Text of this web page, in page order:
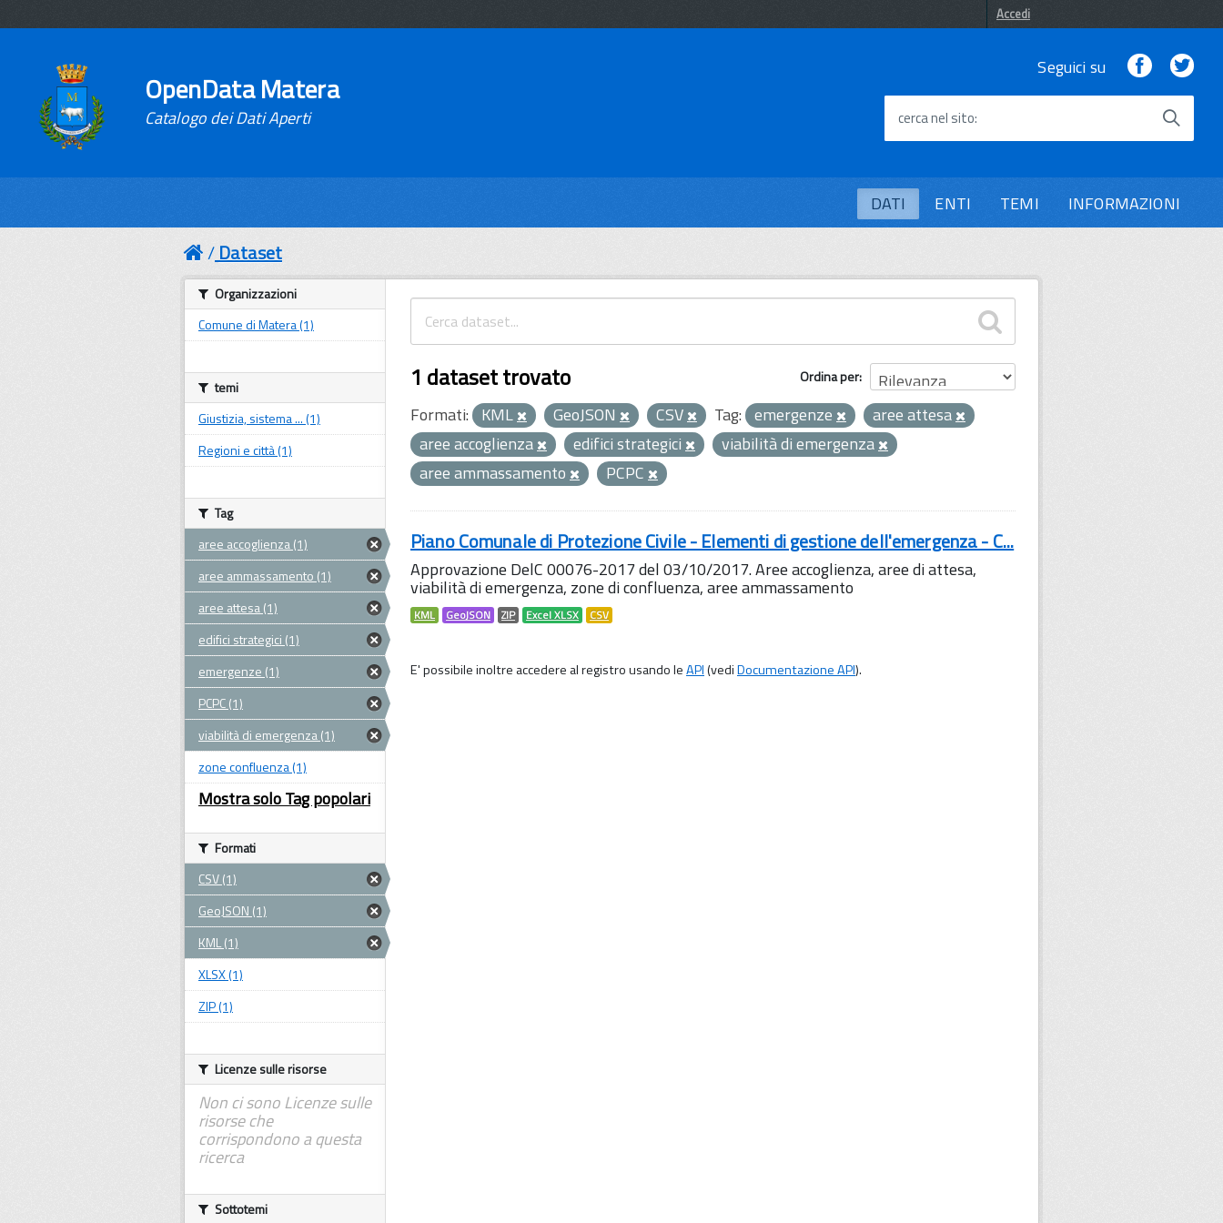
Accedi
OpenData Matera
Catalogo dei Dati Aperti
Seguici su Facebook
cerca nel sito
DATI ENTI TEMI INFORMAZIONI
Dataset
Ordina per
1 dataset trovato
Formati: KML GeoJSON CSV Tag: emergenze
aree attesa
aree accoglienza
edifici strategici
viabilità di emergenza
aree ammassamento
PCPC
Piano Comunale di Protezione Civile - Elementi di gestione dell'emergenza - C...
Approvazione DelC 00076-2017 del 03/10/2017. Aree accoglienza, aree di attesa,
viabilità di emergenza, zone di confluenza, aree ammassamento
KML GeoJSON ZIP Excel XLSX CSV
E' possibile inoltre accedere al registro usando leAPI(vediDocumentazione API).
Organizzazioni
Comune di Matera (1)
temi
Giustizia, sistema ... (1)
Regioni e città (1)
Tag
aree accoglienza (1)
aree ammassamento (1)
aree attesa (1)
edifici strategici (1)
emergenze (1)
PCPC (1)
viabilità di emergenza (1)
zone confluenza (1)
Mostra solo Tag popolari
Formati
CSV (1)
GeoJSON (1)
KML (1)
XLSX (1)
ZIP (1)
Licenze sulle risorse
Non ci sono Licenze sulle
risorse che
corrispondono a questa
ricerca
Sottotemi